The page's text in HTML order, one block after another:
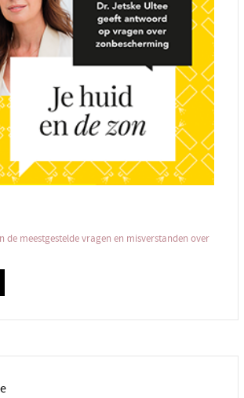
de meestgestelde vragen en misverstanden over